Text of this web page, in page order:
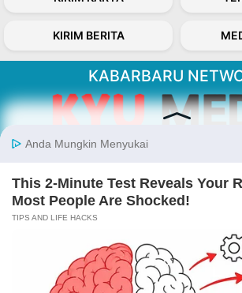
KIRIM BERITA
KABARBARU
Kabarbaru.co menyajikan
serta terverifikasi dari
Follow Kabarbaru